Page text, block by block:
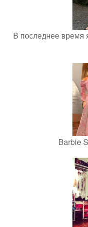
В последнее время
Barbie